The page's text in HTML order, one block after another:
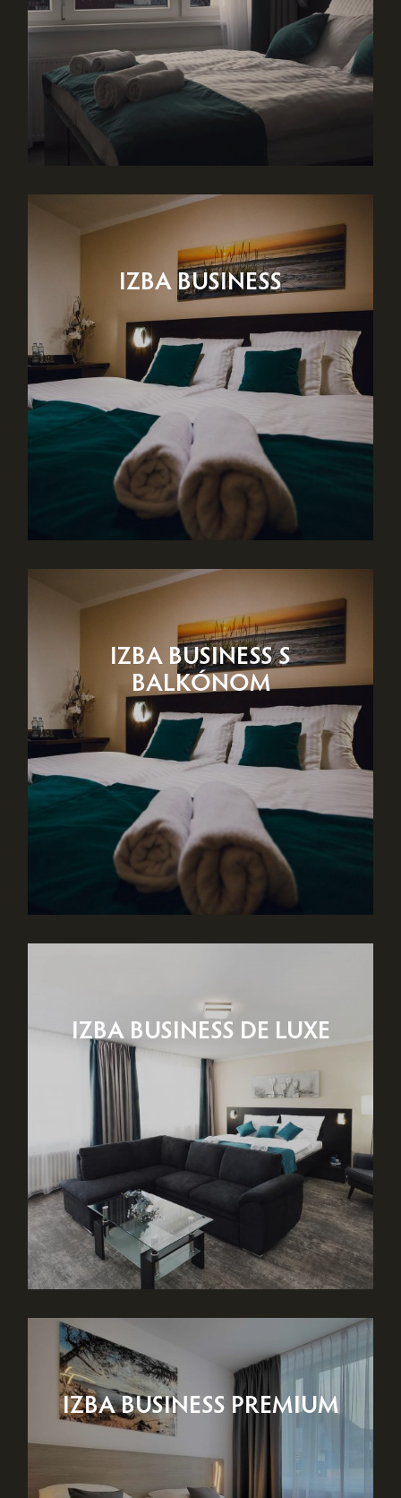
IZBA BUSINESS
IZBA BUSINESS S
BALKÓNOM
IZBA BUSINESS DE LUXE
IZBA BUSINESS PREMIUM